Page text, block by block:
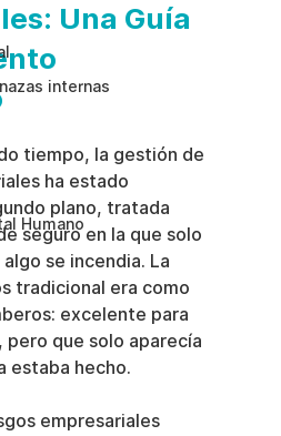
internas
Humano
Una Guía
tiempo, la gestión de
ha estado
plano, tratada
seguro en la que solo
se incendia. La
tradicional era como
excelente para
pero que solo aparecía
estaba hecho.
empresariales